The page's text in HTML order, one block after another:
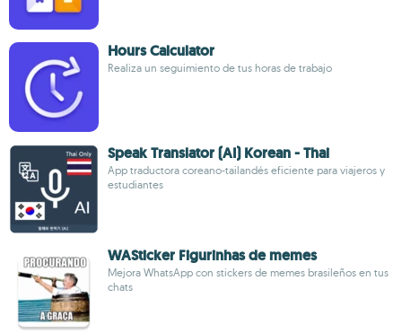
Hours Calculator
Realiza un seguimiento de tus horas de trabajo
Speak Translator (AI) Korean - Thai
App traductora coreano-tailandés eficiente para viajeros y
estudiantes
WASticker Figurinhas de memes
Mejora WhatsApp con stickers de memes brasileños en tus
chats